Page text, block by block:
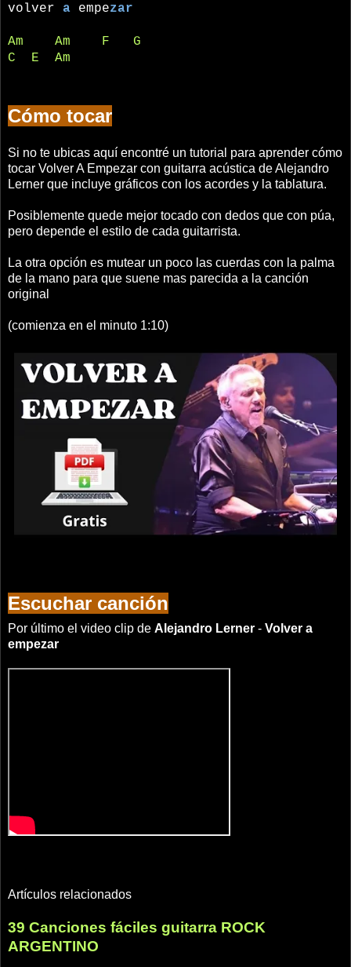
volver a empezar
Am Am F
G
C
E Am
Cómo tocar
Si no te ubicas aquí encontré un tutorial para aprender cómo
tocar Volver A Empezar con guitarra acústica de Alejandro
Lerner que incluye gráficos con los acordes y la tablatura.
Posiblemente quede mejor tocado con dedos que con púa,
pero depende el estilo de cada guitarrista.
La otra opción es mutear un poco las cuerdas con la palma
de la mano para que suene mas parecida a la canción
original
(comienza en el minuto 1:10)
Escuchar canción
Por último el video clip de Alejandro Lerner - Volver a
empezar
Artículos relacionados
39 Canciones fáciles guitarra ROCK
ARGENTINO